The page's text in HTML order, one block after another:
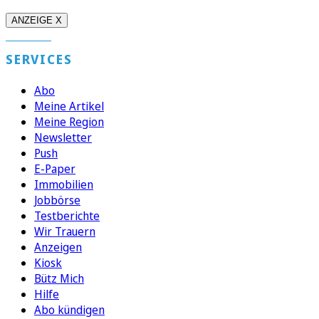
ANZEIGE X
SERVICES
Abo
Meine Artikel
Meine Region
Newsletter
Push
E-Paper
Immobilien
Jobbörse
Testberichte
Wir Trauern
Anzeigen
Kiosk
Bütz Mich
Hilfe
Abo kündigen